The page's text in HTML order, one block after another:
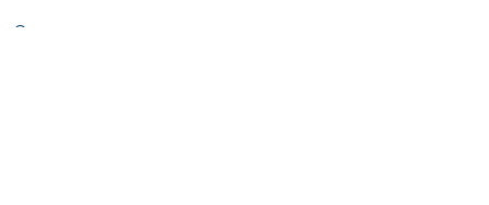
®